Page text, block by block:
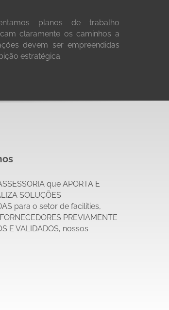
planos de trabalho
claramente os caminhos a
devem ser empreendidas
estratégica.
que APORTA E
SOLUÇÕES
para osetor defacilities,
PREVIAMENTE
E VALIDADOS, nossos